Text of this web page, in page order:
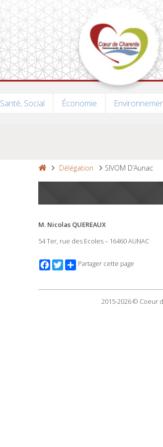
Santé, Social Économie
Délégation SIVOM D’Aunac
M. Nicolas QUEREAUX
54 Ter, rue des Ecoles – 16460 AUNAC
Facebook
TwitterPartager cette page
2015-2026 © Coeur